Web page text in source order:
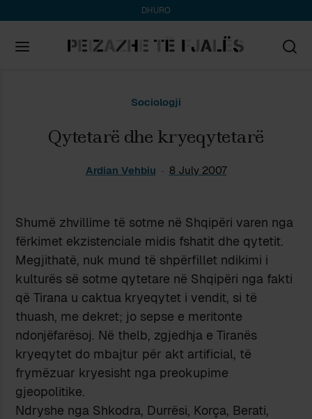
DHURO
Sociologji
Qytetarë dhe kryeqytetarë
Ardian Vehbiu 8 July 2007
Shumë zhvillime të sotme në Shqipëri varen nga
fërkimet ekzistenciale midis fshatit dhe qytetit.
Megjithatë, nuk mund të shpërfillet ndikimi i
kulturës së sotme qytetare në Shqipëri nga fakti
që Tirana u caktua kryeqytet i vendit, si të
thuash, me dekret; jo sepse e meritonte
ndonjëfarësoj. Në thelb, zgjedhja e Tiranës
kryeqytet do mbajtur për akt artificial, të
frymëzuar kryesisht nga preokupime
gjeopolitike.
Ndryshe nga Shkodra, Durrësi, Korça, Berati,